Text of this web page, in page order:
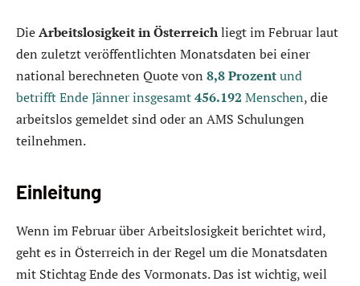
DieArbeitslosigkeit in Österreichliegt im Februar laut
den zuletzt veröffentlichten Monatsdaten bei einer
national berechneten Quote von 8,8 Prozentund
betrifft Ende Jänner insgesamt456.192 Menschen, die
arbeitslos gemeldet sind oder an AMS Schulungen
teilnehmen.
Einleitung
Wenn im Februar über Arbeitslosigkeit berichtet wird,
geht es in Österreich in der Regel um die Monatsdaten
mit Stichtag Ende des Vormonats. Das ist wichtig, weil